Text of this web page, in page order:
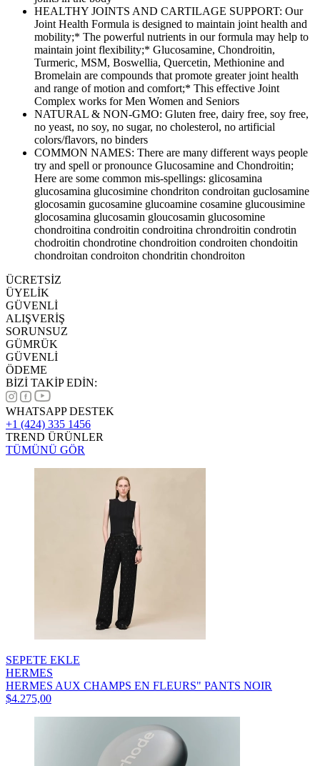
HEALTHY JOINTS AND CARTILAGE SUPPORT: Our
Joint Health Formula is designed to maintain joint health and
mobility;* The powerful nutrients in our formula may help to
maintain joint flexibility;* Glucosamine, Chondroitin,
Turmeric, MSM, Boswellia, Quercetin, Methionine and
Bromelain are compounds that promote greater joint health
and range of motion and comfort;* This effective Joint
Complex works for Men Women and Seniors
NATURAL & NON-GMO: Gluten free, dairy free, soy free,
no yeast, no soy, no sugar, no cholesterol, no artificial
colors/flavors, no binders
COMMON NAMES: There are many different ways people
try and spell or pronounce Glucosamine and Chondroitin;
Here are some common mis-spellings: glicosamina
glucosamina glucosimine chondriton condroitan guclosamine
glocosamin gucosamine glucoamine cosamine glucousimine
glocosamina glucosamin gloucosamin glucosomine
chondroitina condroitin condroitina chrondroitin condrotin
chodroitin chondrotine chondroition condroiten chondoitin
chondroitan condroiton chondritin chondroiton
ÜCRETSİZ
ÜYELİK
GÜVENLİ
ALIŞVERİŞ
SORUNSUZ
GÜMRÜK
GÜVENLİ
ÖDEME
BİZİ TAKİP EDİN:
WHATSAPP DESTEK
+1 (424) 335 1456
TREND ÜRÜNLER
TÜMÜNÜ GÖR
SEPETE EKLE
HERMES
HERMES AUX CHAMPS EN FLEURS" PANTS NOIR
$4.275,00